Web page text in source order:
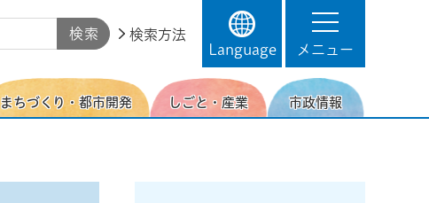
検索方法
Language
メニュー
まちづくり・都市開発 しごと・産業 市政情報